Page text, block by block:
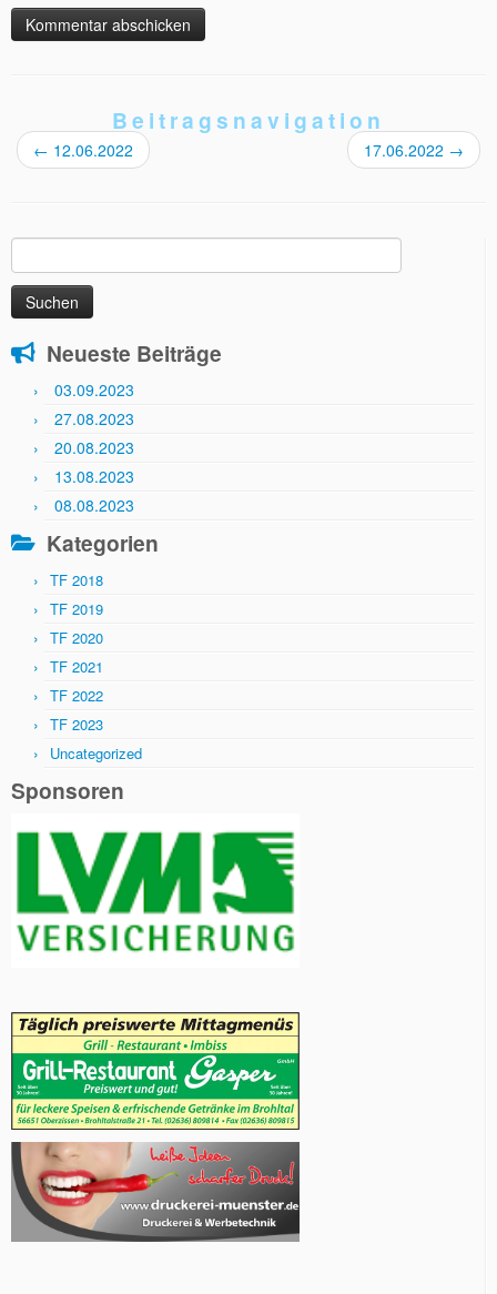
Beitragsnavigation
← 12.06.2022 17.06.2022 →
nach:
Neueste Beiträge
03.09.2023
27.08.2023
20.08.2023
13.08.2023
08.08.2023
Kategorien
TF 2018
TF 2019
TF 2020
TF 2021
TF 2022
TF 2023
Uncategorized
Sponsoren